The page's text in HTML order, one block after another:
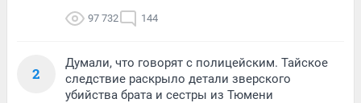
97 732 144
2
Думали, что говорят с полицейским. Тайское
следствие раскрыло детали зверского
убийства брата и сестры из Тюмени